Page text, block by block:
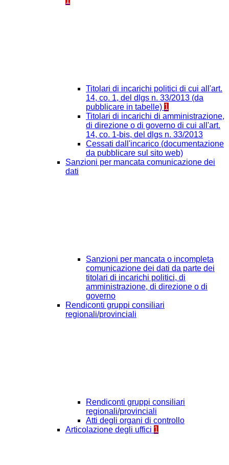
Titolari di incarichi politici di cui all'art.
14, co. 1, del dlgs n. 33/2013 (da
pubblicare in tabelle) 1
Titolari di incarichi di amministrazione,
di direzione o di governo di cui all'art.
14, co. 1-bis, del dlgs n. 33/2013
Cessati dall'incarico (documentazione
da pubblicare sul sito web)
Sanzioni per mancata comunicazione dei
dati
Sanzioni per mancata o incompleta
comunicazione dei dati da parte dei
titolari di incarichi politici, di
amministrazione, di direzione o di
governo
Rendiconti gruppi consiliari
regionali/provinciali
Rendiconti gruppi consiliari
regionali/provinciali
Atti degli organi di controllo
Articolazione degli uffici 1